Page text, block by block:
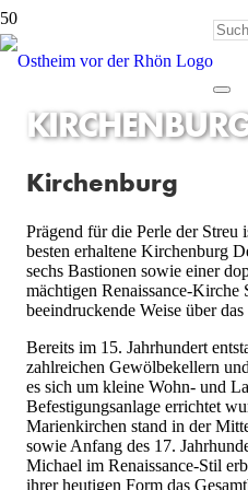
Kirchenburg
Prägend für die Perle der
besten erhaltene Kirchenburg
sechs Bastionen sowie einer
mächtigen Renaissance-Kirche
beeindruckende Weise über
Bereits im 15. Jahrhundert
zahlreichen Gewölbekellern
es sich um kleine Wohn- und
Befestigungsanlage errichtet
Marienkirchen stand in der
sowie Anfang des 17.
Michael im Renaissance-Stil
ihrer heutigen Form das